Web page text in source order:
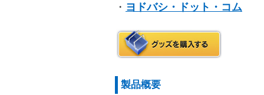
・ ヨドバシ・ドット・コム
製品概要